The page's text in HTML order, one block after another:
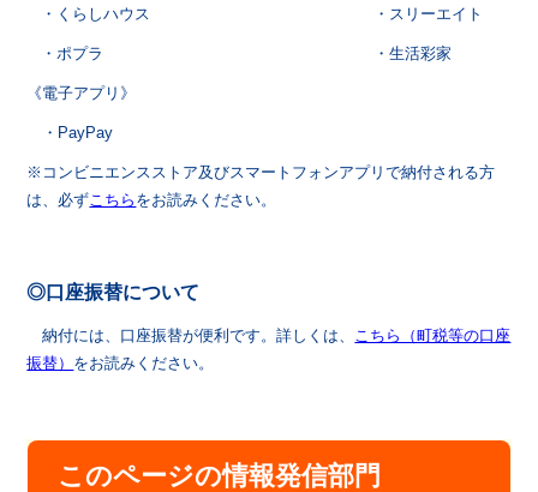
・くらしハウス ・スリーエイト
・ポプラ ・生活彩家
《電子アプリ》
・PayPay
※コンビニエンスストア及びスマートフォンアプリで納付される方
は、必ずこちら をお読みください。
◎口座振替について
納付には、口座振替が便利です。詳しくは、 こちら（町税等の口座
振替） をお読みください。
このページの情報発信部門